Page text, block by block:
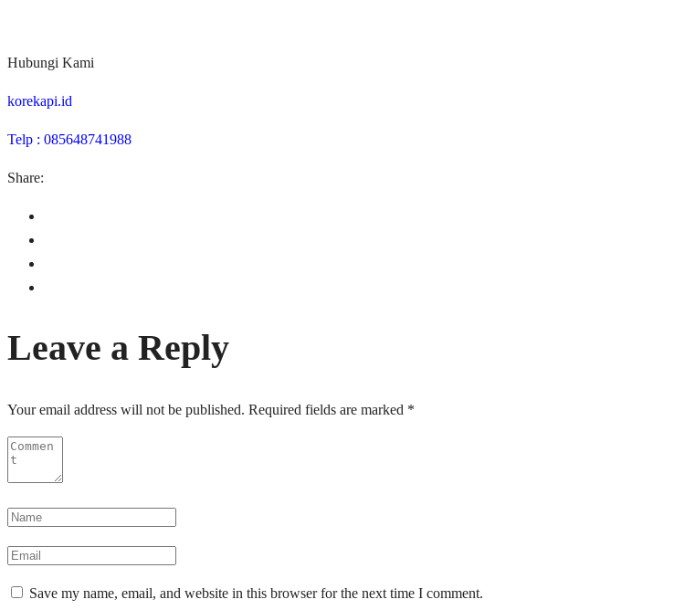
Hubungi Kami
korekapi.id
Telp : 085648741988
Share:
Leave a Reply
Your email address will not be published. Required fields are marked *
Save my name, email, and website in this browser for the next time I comment.